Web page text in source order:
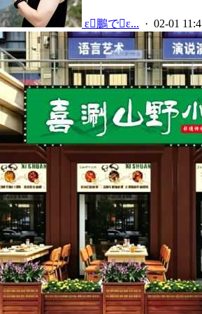
 ε鵬でε... · 02-01